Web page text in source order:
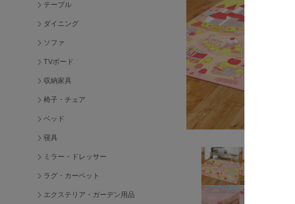
テーブル
ダイニング
ソファ
TVボード
収納家具
椅子・チェア
ベッド
寝具
ミラー・ドレッサー
ラグ・カーペット
エクステリア・ガーデン用品